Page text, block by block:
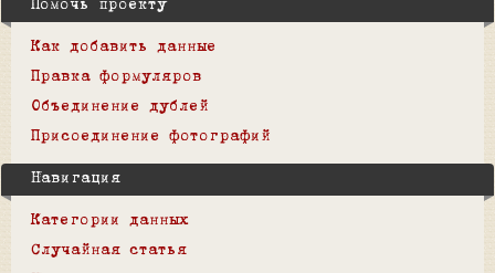
Помочь проекту
Как добавить данные
Правка формуляров
Объединение дублей
Присоединение фотографий
Навигация
Категории данных
Случайная статья